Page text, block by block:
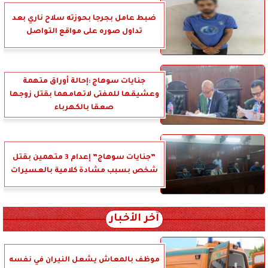
ضبط عامل بجرجا بحوزته سلاح ناري بعد
تداول صوره على مواقع التواصل
جنايات سوهاج :إحالة أوراق متهمة
وعشيقها للمفتى لاتهامهما بقتل زوجها
صعقا بالكهرباء
”جنايات سوهاج” إعدام 3 متهمين بقتل
شخص بسبب مشادة كلامية بالعسيرات
آخر الأخبار
موظف بالمعاش يشعل النيران في نفسه